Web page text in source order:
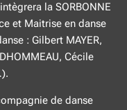
la SORBONNE
et Maitrise en danse
: Gilbert MAYER,
Cécile
de danse